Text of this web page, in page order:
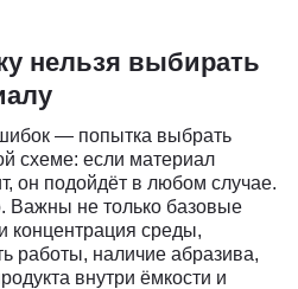
нельзя выбирать
— попытка выбрать
схеме: если материал
он подойдёт в любом случае.
Важны не только базовые
концентрация среды,
работы, наличие абразива,
внутри ёмкости и